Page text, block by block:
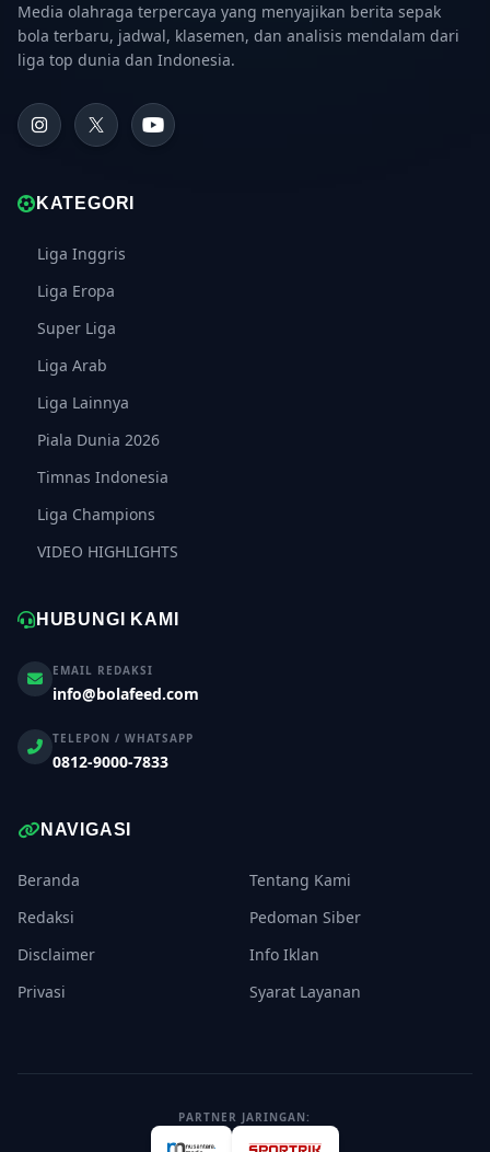
Media olahraga terpercaya yang menyajikan berita sepak
bola terbaru, jadwal, klasemen, dan analisis mendalam dari
liga top dunia dan Indonesia.
KATEGORI
Liga Inggris
Liga Eropa
Super Liga
Liga Arab
Liga Lainnya
Piala Dunia 2026
Timnas Indonesia
Liga Champions
VIDEO HIGHLIGHTS
HUBUNGI KAMI
EMAIL REDAKSI
info@bolafeed.com
TELEPON / WHATSAPP
0812-9000-7833
NAVIGASI
Beranda
Tentang Kami
Redaksi
Pedoman Siber
Disclaimer
Info Iklan
Privasi
Syarat Layanan
PARTNER JARINGAN: